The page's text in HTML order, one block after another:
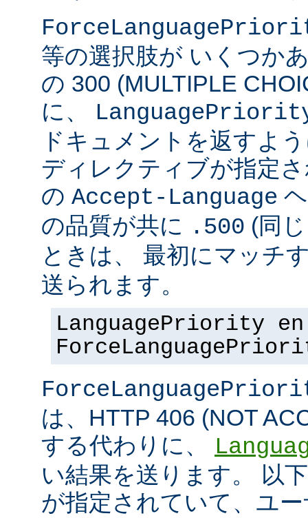
等の選択肢が いくつか
の 300 (MULTIPLE
に、
ドキュメントを返すよ
ディレクティブが指定
の Accept-Language
の品質が共に .500 (同
ときは、 最初にマッチ
送られます。
LanguagePriority
は、HTTP 406 (NOT
する代わりに、
い結果を送ります。 以
が指定されていて、ユ